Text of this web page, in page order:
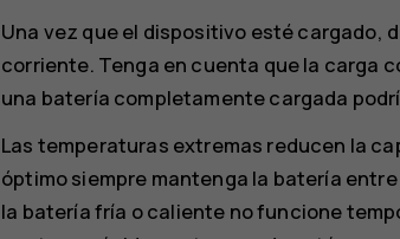
Una vez que el dispositivo esté cargado,
corriente. Tenga en cuenta que la carga
una batería completamente cargada
Las temperaturas extremas reducen la
óptimo siempre mantenga la batería entre
la batería fría o caliente no funcione